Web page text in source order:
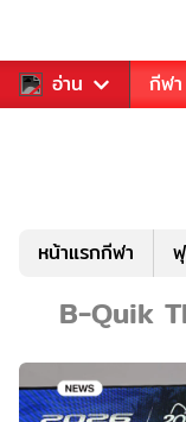
อ่าน
สำหรับคุณ กีฬา
หน้าแรกกีฬา
B-Quik